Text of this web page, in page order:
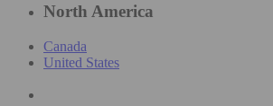
North America
Canada
United States